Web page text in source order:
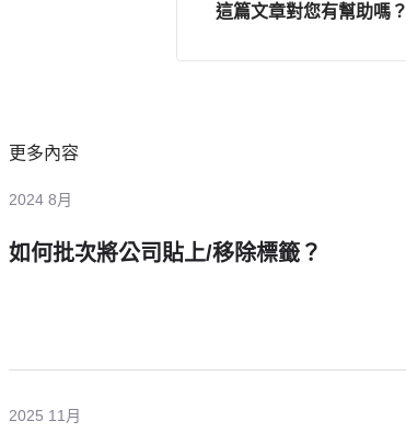
這篇文章對您有幫助嗎？
更多內容
2024 8月
如何批次將公司貼上/移除標籤？
2025 11月